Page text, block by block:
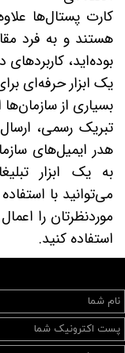
کارت پستال‌ها
هستند و به فرد
بوده‌اید، کاربردهای
یک ابزار حرفه‌ای
بسیاری از
تبریک رسمی،
هدر ایمیل‌های
به یک ابزار
می‌توانید با
موردنظرتان را
استفاده کنید.